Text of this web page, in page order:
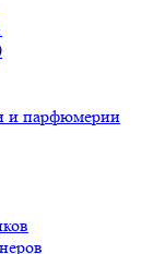
и парфюмерии